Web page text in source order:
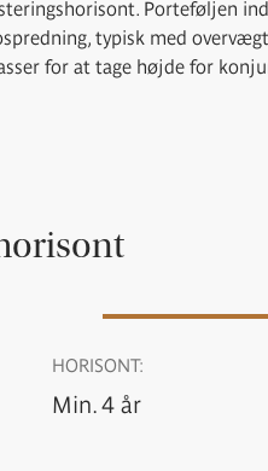
Porteføljen
typisk med
for at tage højde for
HORISONT:
Min. 4 år